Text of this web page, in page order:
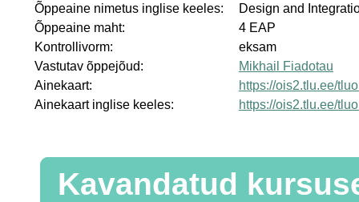
Õppeaine nimetus inglise keeles:
Design and
Õppeaine maht:
4 EAP
Kontrollivorm:
eksam
Vastutav õppejõud:
Mikhail Fiadotau
Ainekaart:
https://ois2.tlu.ee/
Ainekaart inglise keeles:
https://ois2.tlu.ee/
Kavandatud